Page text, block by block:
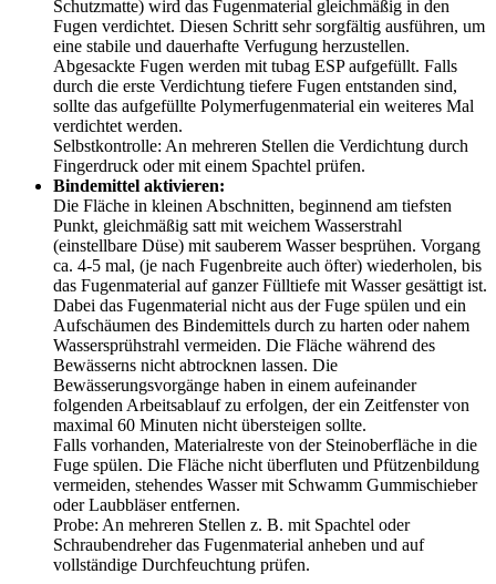
Schutzmatte) wird das Fugenmaterial gleichmäßig in den
Fugen verdichtet. Diesen Schritt sehr sorgfältig ausführen, um
eine stabile und dauerhafte Verfugung herzustellen.
Abgesackte Fugen werden mit tubag ESP aufgefüllt. Falls
durch die erste Verdichtung tiefere Fugen entstanden sind,
sollte das aufgefüllte Polymerfugenmaterial ein weiteres Mal
verdichtet werden.
Selbstkontrolle: An mehreren Stellen die Verdichtung durch
Fingerdruck oder mit einem Spachtel prüfen.
Bindemittel aktivieren:
Die Fläche in kleinen Abschnitten, beginnend am tiefsten
Punkt, gleichmäßig satt mit weichem Wasserstrahl
(einstellbare Düse) mit sauberem Wasser besprühen. Vorgang
ca. 4-5 mal, (je nach Fugenbreite auch öfter) wiederholen, bis
das Fugenmaterial auf ganzer Fülltiefe mit Wasser gesättigt ist.
Dabei das Fugenmaterial nicht aus der Fuge spülen und ein
Aufschäumen des Bindemittels durch zu harten oder nahem
Wassersprühstrahl vermeiden. Die Fläche während des
Bewässerns nicht abtrocknen lassen. Die
Bewässerungsvorgänge haben in einem aufeinander
folgenden Arbeitsablauf zu erfolgen, der ein Zeitfenster von
maximal 60 Minuten nicht übersteigen sollte.
Falls vorhanden, Materialreste von der Steinoberfläche in die
Fuge spülen. Die Fläche nicht überfluten und Pfützenbildung
vermeiden, stehendes Wasser mit Schwamm Gummischieber
oder Laubbläser entfernen.
Probe: An mehreren Stellen z. B. mit Spachtel oder
Schraubendreher das Fugenmaterial anheben und auf
vollständige Durchfeuchtung prüfen.